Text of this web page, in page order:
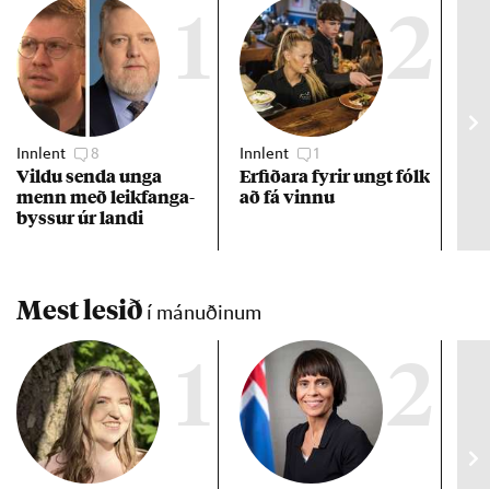
1
Innlent 8
Vildu senda unga
menn með leik­fanga­
byss­ur úr landi
2
Innlent 1
Erf­ið­ara fyr­ir ungt fólk
að fá vinnu
Mest lesið í mánuðinum
1 2